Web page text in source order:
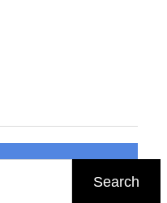
les flux
Search